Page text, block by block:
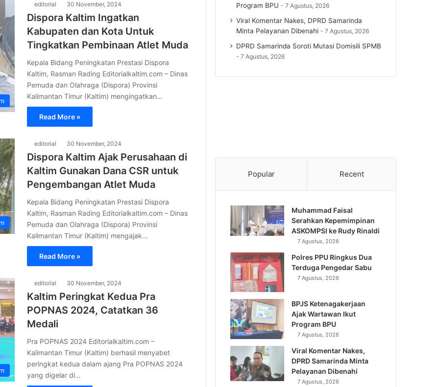
editorial 30 November, 2024
Dispora Kaltim Ingatkan
Kabupaten dan Kota Untuk
Tingkatkan Pembinaan Atlet Muda
Kepala Bidang Peningkatan Prestasi Dispora
Kaltim, Rasman Rading Editorialkaltim.com – Dinas
Pemuda dan Olahraga (Dispora) Provinsi
Kalimantan Timur (Kaltim) mengingatkan…
Read More »
editorial 30 November, 2024
Dispora Kaltim Ajak Perusahaan di
Kaltim Gunakan Dana CSR untuk
Pengembangan Atlet Muda
Kepala Bidang Peningkatan Prestasi Dispora
Kaltim, Rasman Rading Editorialkaltim.com – Dinas
Pemuda dan Olahraga (Dispora) Provinsi
Kalimantan Timur (Kaltim) mengajak…
Read More »
editorial 30 November, 2024
Kaltim Peringkat Kedua Pra
POPNAS 2024, Catatkan 36
Medali
Pra POPNAS 2024 Editorialkaltim.com –
Kalimantan Timur (Kaltim) berhasil menyabet
peringkat kedua dalam ajang Pra POPNAS 2024
yang digelar di…
Program BPU
7 Agustus, 2026
Viral Komentar Nakes, DPRD Samarinda
Minta Pelayanan Dibenahi
7 Agustus, 2026
DPRD Samarinda Soroti Mutasi Domisili SPMB
7 Agustus, 2026
Popular Recent
Muhammad Faisal
Serahkan Kepemimpinan
ASKOMPSI ke Rudy Rinaldi
7 Agustus, 2026
Polres PPU Ringkus Dua
Terduga Pengedar Sabu
7 Agustus, 2026
BPJS Ketenagakerjaan
Ajak Wartawan Ikut
Program BPU
7 Agustus, 2026
Viral Komentar Nakes,
DPRD Samarinda Minta
Pelayanan Dibenahi
7 Agustus, 2026